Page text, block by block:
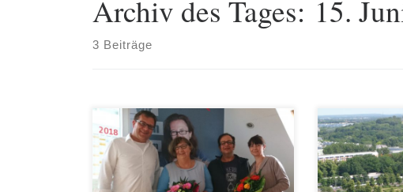
Archiv des Tages: 15.
3 Beiträge
Zum ersten Mal haben wir uns in den
vergangenen drei Tagen einer
Rezertifizierung unterzogen. Drei
Tage lang wurden unsere
An den
Tiefe schauen,
am 12. Juni
„degewo-